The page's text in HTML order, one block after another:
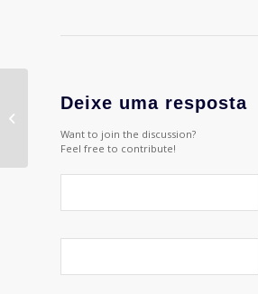
Deixe uma resposta
Want to join the discussion?
Feel free to contribute!
APP Brasil formaliza
adesão ao CENP